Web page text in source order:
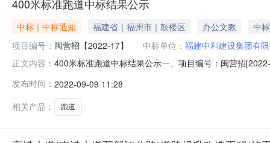
400米标准跑道中标结果公示
中标｜中标通知 福建省｜福州市｜鼓楼区 办公文教
中
项目编号： 闽营招【2022-17】 中标单位： 福建中利建设集团有
正文内容： 400米标准跑道中标结果公示一、项目编号：闽营招
围施工工期项目经理执业证书1福建中利建设集团有限公
135
发布时间： 2022-09-09 11:28
相关产品：
跑道